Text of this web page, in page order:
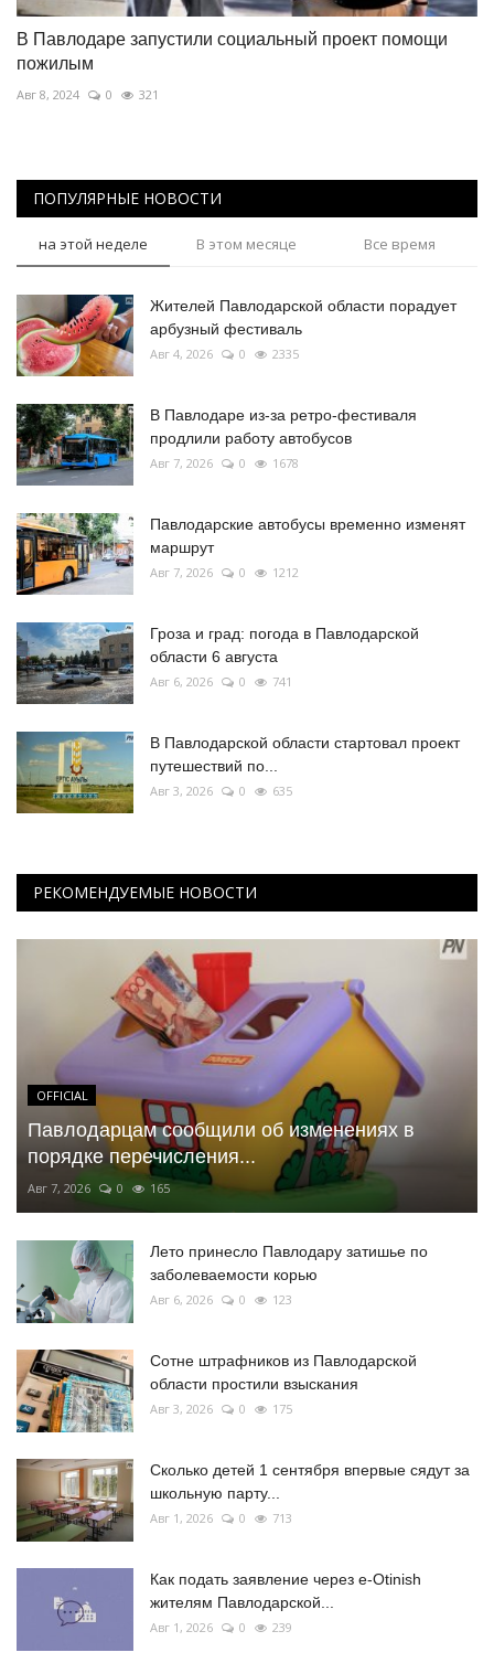
В Павлодаре запустили социальный проект помощи
пожилым
Авг 8, 2024 0 321
ПОПУЛЯРНЫЕ НОВОСТИ
на этой неделе В этом месяце Все время
Жителей Павлодарской области порадует
арбузный фестиваль
Авг 4, 2026 0 2335
В Павлодаре из-за ретро-фестиваля
продлили работу автобусов
Авг 7, 2026 0 1678
Павлодарские автобусы временно изменят
маршрут
Авг 7, 2026 0 1212
Гроза и град: погода в Павлодарской
области 6 августа
Авг 6, 2026 0 741
В Павлодарской области стартовал проект
путешествий по...
Авг 3, 2026 0 635
РЕКОМЕНДУЕМЫЕ НОВОСТИ
OFFICIAL
Павлодарцам сообщили об изменениях в
порядке перечисления...
Авг 7, 2026 0 165
Лето принесло Павлодару затишье по
заболеваемости корью
Авг 6, 2026 0 123
Сотне штрафников из Павлодарской
области простили взыскания
Авг 3, 2026 0 175
Сколько детей 1 сентября впервые сядут за
школьную парту...
Авг 1, 2026 0 713
Как подать заявление через e-Otinish
жителям Павлодарской...
Авг 1, 2026 0 239